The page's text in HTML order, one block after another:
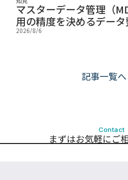
マスターデータ管理（
用の精度を決めるデー
2026/8/6
記事一覧へ
Contact
まずはお気軽にご